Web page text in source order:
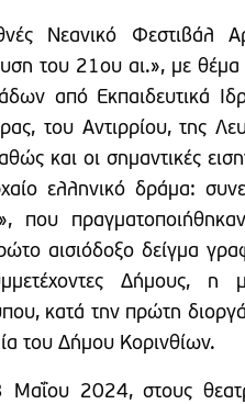
Νεανικό Φεστιβάλ
του 21ου αι.», με θέμα
από Εκπαιδευτικά
του Αντιρρίου, της
και οι σημαντικές
ελληνικό δράμα:
που
αισιόδοξο δείγμα
Δήμους, η
κατά την πρώτη
του Δήμου Κορινθίων.
2024, στους